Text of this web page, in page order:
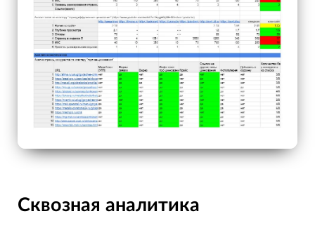
Сквозная аналитика